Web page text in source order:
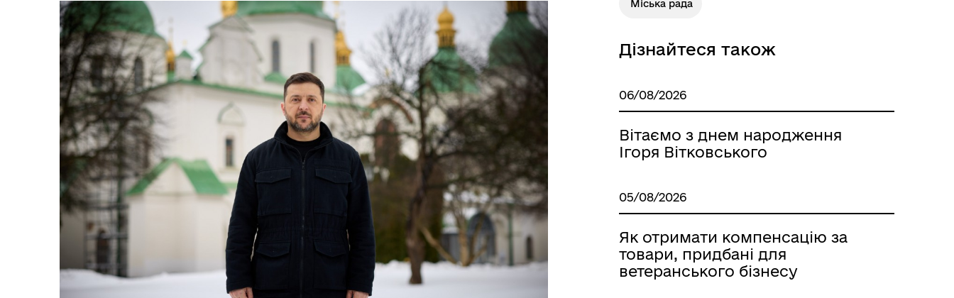
Міська рада
Дізнайтеся також
06/08/2026
Вітаємо з днем народження
Ігоря Вітковського
05/08/2026
Як отримати компенсацію за
товари, придбані для
ветеранського бізнесу